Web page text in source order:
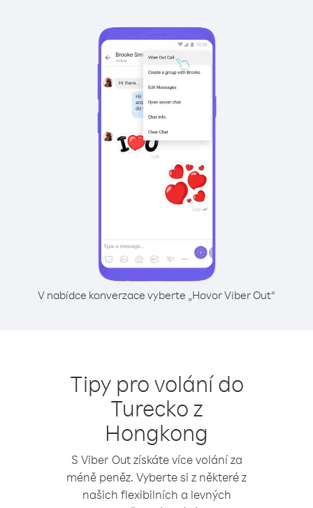
V nabídce konverzace vyberte „Hovor Viber Out“
Tipy pro volání do
Turecko z
Hongkong
S Viber Out získáte více volání za
méně peněz. Vyberte si z některé z
našich flexibilních a levných